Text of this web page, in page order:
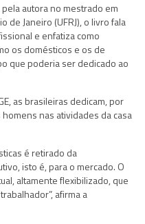
autora no mestrado em
de Janeiro (UFRJ), o livro fala
e enfatiza como
os domésticos e os de
que poderia ser dedicado ao
as brasileiras dedicam, por
nas atividades da casa
é retirado da
isto é, para o mercado. O
altamente flexibilizado, que
afirma a